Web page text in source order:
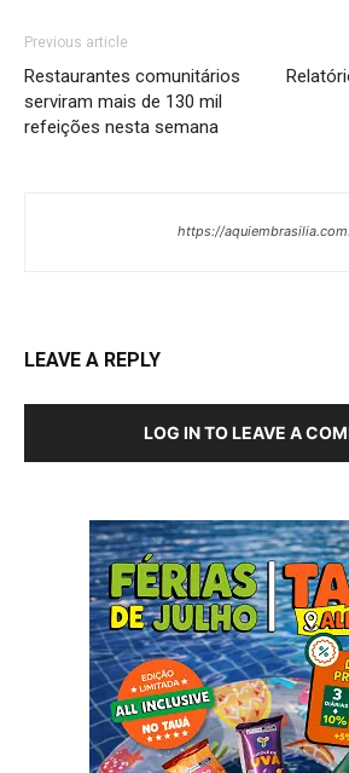
Previous article
Restaurantes comunitários
serviram mais de 130 mil
refeições nesta semana
https://
LEAVE A REPLY
LOG IN TO LEAVE A